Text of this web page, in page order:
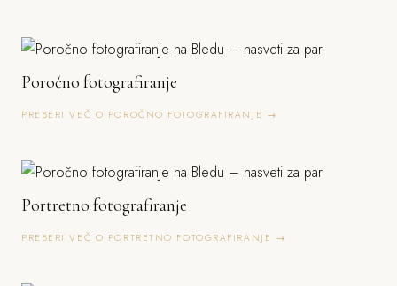
Poročno fotografiranje
PREBERI VEČ O POROČNO FOTOGRAFIRANJE →
Portretno fotografiranje
PREBERI VEČ O PORTRETNO FOTOGRAFIRANJE →